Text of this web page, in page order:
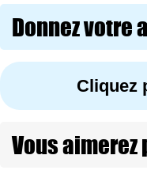
Donnez votre
Cliquez
Vous